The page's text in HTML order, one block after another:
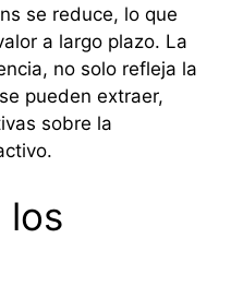
se reduce, lo que
a largo plazo. La
no solo refleja la
pueden extraer,
sobre la
los